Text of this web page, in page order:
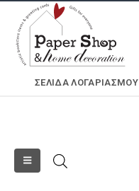
ΣΕΛΊΔΑ ΛΟΓΑΡΙΑΣΜΟΎ